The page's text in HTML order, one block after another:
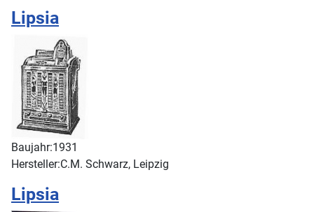
Lipsia
Baujahr:1931
Hersteller:C.M. Schwarz, Leipzig
Lipsia